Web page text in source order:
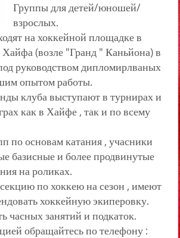
Группы для детей/юношей/
взрослых.
на хоккейной площадке в
(возле "Гранд " Каньйона) в
руководством дипломирлваных
опытом работы.
клуба выступают в турнирах и
как в Хайфе , так и по всему
по основам катания , учасники
базисные и более продвинутые
на роликах.
по хоккею на сезон , имеют
хоккейную экиперовку.
часных занятий и подкаток.
обращайтесь по телефону :